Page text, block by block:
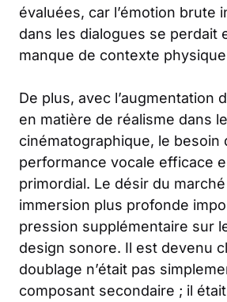
évaluées, car l’émotion brute
dans les dialogues se perdait
manque de contexte
De plus, avec l’augmentation
en matière de réalisme dans
cinématographique, le besoin
performance vocale efficace
primordial. Le désir du
immersion plus profonde
pression supplémentaire sur
design sonore. Il est devenu
doublage n’était pas
composant secondaire ; il